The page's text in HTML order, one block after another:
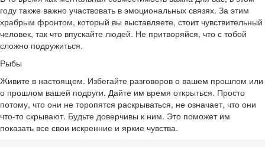
году также важно участвовать в эмоциональных связях. За этим
храбрым фронтом, который вы выставляете, стоит чувствительный
человек, так что впускайте людей. Не притворяйся, что с тобой
сложно подружиться.
Рыбы
Живите в настоящем. Избегайте разговоров о вашем прошлом или
о прошлом вашей подруги. Дайте им время открыться. Просто
потому, что они не торопятся раскрываться, не означает, что они
что-то скрывают. Будьте доверчивы к ним. Это поможет им
показать все свои искренние и яркие чувства.